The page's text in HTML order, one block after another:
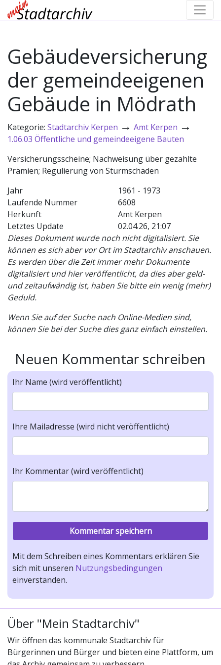
Gebäudeversicherung
der gemeindeeigenen
Gebäude in Mödrath
Kategorie: Stadtarchiv Kerpen → Amt Kerpen →
1.06.03 Öffentliche und gemeindeeigene Bauten
Versicherungsscheine; Nachweisung über gezahlte
Prämien; Regulierung von Sturmschäden
Jahr
1961 - 1973
Laufende Nummer
6608
Herkunft
Amt Kerpen
Letztes Update
02.04.26, 21:07
Dieses Dokument wurde noch nicht digitalisiert. Sie
können es sich aber vor Ort im Stadtarchiv anschauen.
Es werden über die Zeit immer mehr Dokumente
digitalisiert und hier veröffentlicht, da dies aber geld-
und zeitaufwändig ist, haben Sie bitte ein wenig (mehr)
Geduld.
Wenn Sie auf der Suche nach Online-Medien sind,
können Sie bei der Suche dies ganz einfach einstellen.
Neuen Kommentar schreiben
Ihr Name (wird veröffentlicht)
Ihre Mailadresse (wird nicht veröffentlicht)
Ihr Kommentar (wird veröffentlicht)
Mit dem Schreiben eines Kommentars erklären Sie
sich mit unseren Nutzungsbedingungen
einverstanden.
Über "Mein Stadtarchiv"
Wir öffnen das kommunale Stadtarchiv für
Bürgerinnen und Bürger und bieten eine Plattform, um